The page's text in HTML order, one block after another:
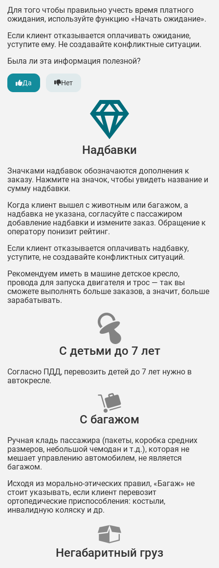
Для того чтобы правильно учесть время платного
ожидания, используйте функцию «Начать ожидание».
Если клиент отказывается оплачивать ожидание,
уступите ему. Не создавайте конфликтные ситуации.
Была ли эта информация полезной?
Да Нет
Надбавки
Значками надбавок обозначаются дополнения к
заказу. Нажмите на значок, чтобы увидеть название и
сумму надбавки.
Когда клиент вышел с животным или багажом, а
надбавка не указана, согласуйте с пассажиром
добавление надбавки и измените заказ. Обращение к
оператору понизит рейтинг.
Если клиент отказывается оплачивать надбавку,
уступите, не создавайте конфликтных ситуаций.
Рекомендуем иметь в машине детское кресло,
провода для запуска двигателя и трос — так вы
сможете выполнять больше заказов, а значит, больше
зарабатывать.
С детьми до 7 лет
Согласно ПДД, перевозить детей до 7 лет нужно в
автокресле.
C багажом
Ручная кладь пассажира (пакеты, коробка средних
размеров, небольшой чемодан и т.д.), которая не
мешает управлению автомобилем, не является
багажом.
Исходя из морально-этических правил, «Багаж» не
стоит указывать, если клиент перевозит
ортопедические приспособления: костыли,
инвалидную коляску и др.
Негабаритный груз